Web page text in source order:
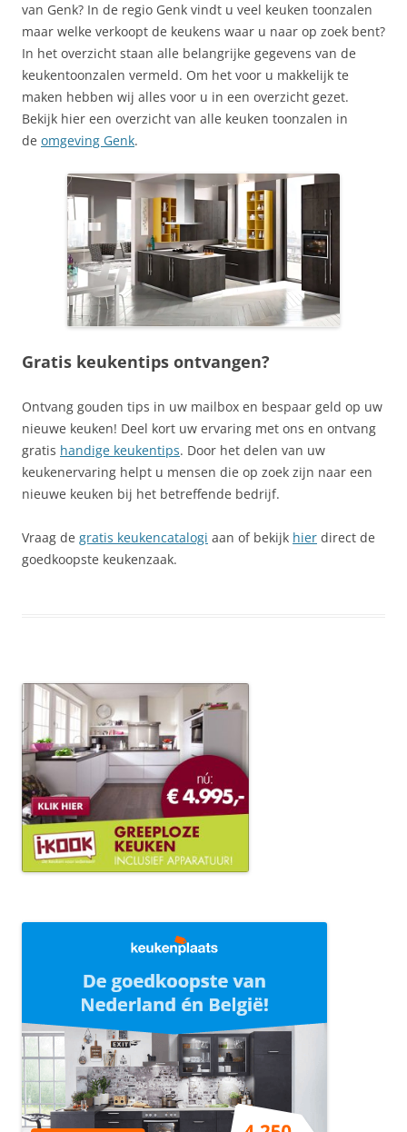
van Genk? In de regio Genk vindt u veel keuken toonzalen
maar welke verkoopt de keukens waar u naar op zoek bent?
In het overzicht staan alle belangrijke gegevens van de
keukentoonzalen vermeld. Om het voor u makkelijk te
maken hebben wij alles voor u in een overzicht gezet.
Bekijk hier een overzicht van alle keuken toonzalen in
de omgeving Genk.
Gratis keukentips ontvangen?
Ontvang gouden tips in uw mailbox en bespaar geld op uw
nieuwe keuken! Deel kort uw ervaring met ons en ontvang
gratis handige keukentips. Door het delen van uw
keukenervaring helpt u mensen die op zoek zijn naar een
nieuwe keuken bij het betreffende bedrijf.
Vraag de gratis keukencatalogi aan of bekijk hier direct de
goedkoopste keukenzaak.